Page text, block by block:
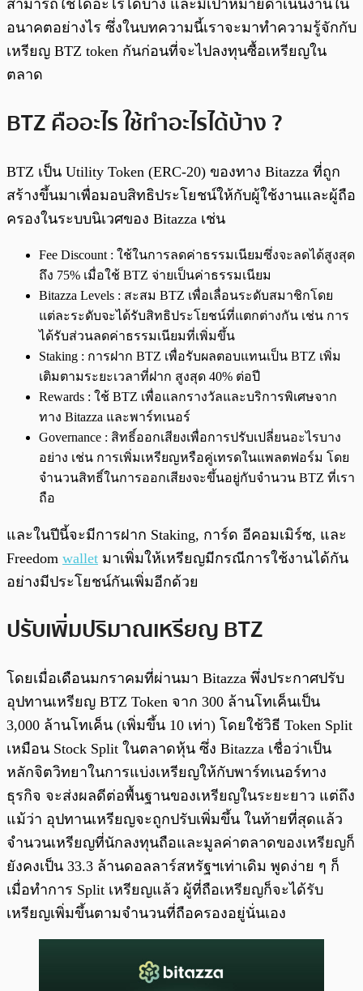
สามารถใช้ได้อะไรได้บ้าง และมีเป้าหมายดำเนินงานใน
อนาคตอย่างไร ซึ่งในบทความนี้เราจะมาทำความรู้จักกับ
เหรียญ BTZ token กันก่อนที่จะไปลงทุนซื้อเหรียญใน
ตลาด
BTZ คืออะไร ใช้ทำอะไรได้บ้าง ?
BTZ เป็น Utility Token (ERC-20) ของทาง Bitazza ที่ถูก
สร้างขึ้นมาเพื่อมอบสิทธิประโยชน์ให้กับผู้ใช้งานและผู้ถือ
ครองในระบบนิเวศของ Bitazza เช่น
Fee Discount : ใช้ในการลดค่าธรรมเนียมซึ่งจะลดได้สูงสุด
ถึง 75% เมื่อใช้ BTZ จ่ายเป็นค่าธรรมเนียม
Bitazza Levels : สะสม BTZ เพื่อเลื่อนระดับสมาชิกโดย
แต่ละระดับจะได้รับสิทธิประโยชน์ที่แตกต่างกัน เช่น การ
ได้รับส่วนลดค่าธรรมเนียมที่เพิ่มขึ้น
Staking : การฝาก BTZ เพื่อรับผลตอบแทนเป็น BTZ เพิ่ม
เติมตามระยะเวลาที่ฝาก สูงสุด 40% ต่อปี
Rewards : ใช้ BTZ เพื่อแลกรางวัลและบริการพิเศษจาก
ทาง Bitazza และพาร์ทเนอร์
Governance : สิทธิ์ออกเสียงเพื่อการปรับเปลี่ยนอะไรบาง
อย่าง เช่น การเพิ่มเหรียญ​หรือคู่เทรดในแพลตฟอร์ม โดย
จำนวนสิทธิ์ในการออกเสียงจะขึ้นอยู่กับจำนวน BTZ ที่เรา
ถือ
และในปีนี้จะมีการฝาก Staking, การ์ด อีคอมเมิร์ซ, และ
Freedom wallet มาเพิ่มให้เหรียญมีกรณีการใช้งานได้กัน
อย่างมีประโยชน์กันเพิ่มอีกด้วย
ปรับเพิ่มปริมาณเหรียญ BTZ
โดยเมื่อเดือนมกราคมที่ผ่านมา Bitazza พึ่งประกาศปรับ
อุปทานเหรียญ BTZ Token จาก 300 ล้านโทเค็นเป็น
3,000 ล้านโทเค็น (เพิ่มขึ้น 10 เท่า) โดยใช้วิธี Token Split
เหมือน Stock Split ในตลาดหุ้น ซึ่ง Bitazza เชื่อว่าเป็น
หลักจิตวิทยาในการแบ่งเหรียญให้กับพาร์ทเนอร์ทาง
ธุรกิจ จะส่งผลดีต่อพื้นฐานของเหรียญในระยะยาว แต่ถึง
แม้ว่า อุปทานเหรียญจะถูกปรับเพิ่มขึ้น ในท้ายที่สุดแล้ว
จำนวนเหรียญที่นักลงทุนถือและมูลค่าตลาดของเหรียญก็
ยังคงเป็น 33.3 ล้านดอลลาร์สหรัฐฯเท่าเดิม พูดง่าย ๆ ก็
เมื่อทำการ Split เหรียญแล้ว ผู้ที่ถือเหรียญก็จะได้รับ
เหรียญเพิ่มขึ้นตามจำนวนที่ถือครองอยู่นั่นเอง